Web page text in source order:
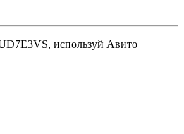
, используй Авито